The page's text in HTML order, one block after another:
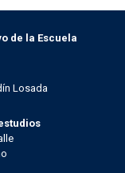
de la Escuela
Losada